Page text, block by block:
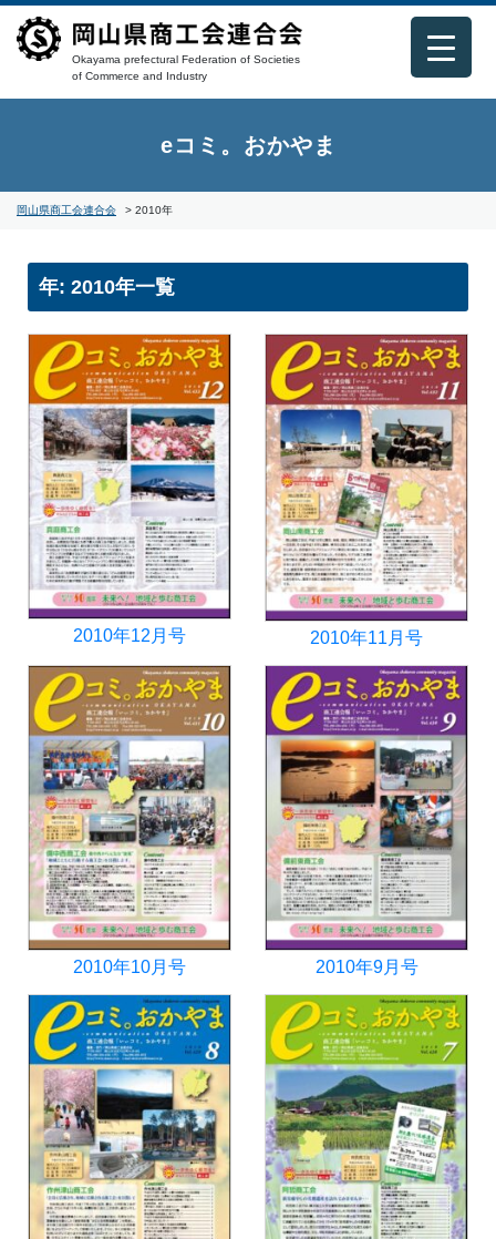
Okayama prefectural Federation of Societies
of Commerce and Industry
eコミ。おかやま
岡山県商工会連合会 > 2010年
年: 2010年一覧
2010年12月号 2010年11月号
2010年10月号 2010年9月号